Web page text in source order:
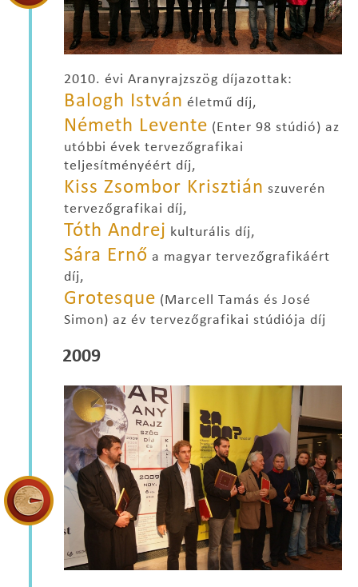
2010. évi Aranyrajzszög díjazottak:
Balogh István életmű díj,
Németh Levente (Enter 98 stúdió) az
utóbbi évek tervezőgrafikai
teljesítményéért díj,
Kiss Zsombor Krisztián szuverén
tervezőgrafikai díj,
Tóth Andrej kulturális díj,
Sára Ernő a magyar tervezőgrafikáért
díj,
Grotesque (Marcell Tamás és José
Simon) az év tervezőgrafikai stúdiója díj
2009